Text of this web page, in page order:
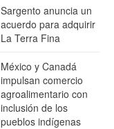
Sargento anuncia un
acuerdo para adquirir
La Terra Fina
México y Canadá
impulsan comercio
agroalimentario con
inclusión de los
pueblos indígenas